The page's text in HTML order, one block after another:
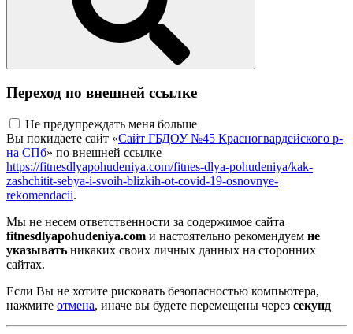
Переход по внешней ссылке
Не предупреждать меня больше
Вы покидаете сайт «Сайт ГБДОУ №45 Красногвардейского р-
на СПб» по внешней ссылке
https://fitnesdlyapohudeniya.com/fitnes-dlya-pohudeniya/kak-
zashchitit-sebya-i-svoih-blizkih-ot-covid-19-osnovnye-
rekomendacii.
Мы не несем ответственности за содержимое сайта
fitnesdlyapohudeniya.com и настоятельно рекомендуем не
указывать никаких своих личных данных на сторонних
сайтах.
Если Вы не хотите рисковать безопасностью компьютера,
нажмите отмена, иначе вы будете перемещены через секунд